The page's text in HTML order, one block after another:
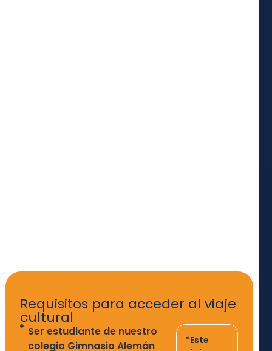
Requisitos para acceder al viaje
cultural
Ser estudiante de nuestro
colegio Gimnasio Alemán
*Este